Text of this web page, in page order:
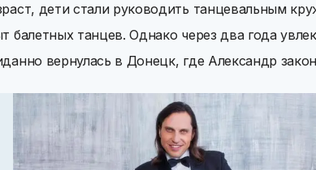
дети стали руководить танцевальным
балетных танцев. Однако через два года
вернулась в Донецк, где Александр